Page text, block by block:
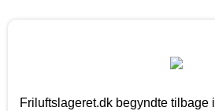
Friluftslageret.dk begyndte tilbage